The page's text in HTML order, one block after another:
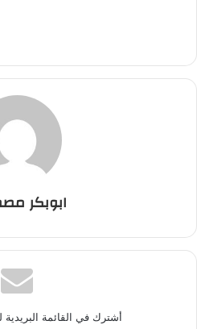
ابوبكر
أشترك في القائمة